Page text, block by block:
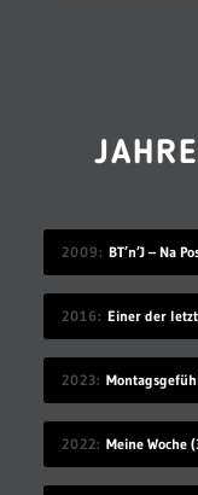
2009 BT’n’J – Na
2016 Einer der
2023
2022 Meine Woche